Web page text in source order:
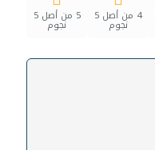
4 من أصل 5
نجوم
5 من أصل 5
نجوم